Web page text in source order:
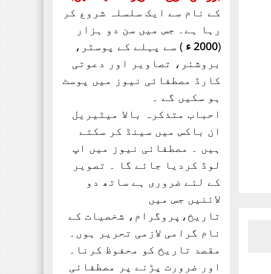
جب پیشے کے لحاظ سے وکیل
، وہ شخص میرے ٹیبل پہ ایک
سائل بن کر آیا پاکستان،
‏اداریہ۔ روشنی کی
کرن. محمد عابد ضیائی
چیف ایڈیٹر ماہنامہ
مصطفائی نیوز کراچی
مصطفائی تحریک
پاکستان اپنےقیام سے
لے کر ۔۔۔
جناب سعید احمد چشتی
ڈویژنل صدر مصطفائی
تحریک ساہیوال کی مبارکباد
انجمن طلباء اسلام کی
موجودہ مرکزی قیادت
مبارکباد کی مستحق ہے۔ کہ
جنہوں نے حیی علی الفلاح،
کے نام سے ایک سلسلہ شروع کر
رہا ہے۔ جس میں سن دو ہزار
(2000 ء
) سے پہلے کے پوسٹر،
بروشئر، تصاویر اور دعوتی
کارڈ مصطفائی نیوز میں پوسٹ
ہو سکیں گے ۔
احباب متذکرہ بالا میٹیریل
ان باکس میں سینڈ کر سکتے
ہیں ۔ مصطفائی نیوز میں اپ
لوڈ کردیا جائے گا ۔ تصویر
کے لئے ضروری ہے ساتھ دو
لائنیں جس میں
تاریخ،پروگرام، شخصیات کے
نام گرامی لازمی تحریر ہوں۔
مقصد تاریخ کو محفوظ کرنا۔
اور ضرورت پڑنے پر مصطفائی